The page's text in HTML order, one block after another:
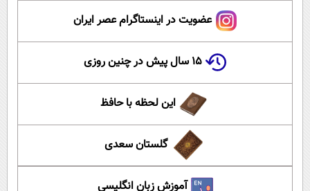
عضویت در اینستاگرام عصر ایران
۱۵ سال پیش در چنین روزی
این لحظه با حافظ
گلستان سعدی
آموزش زبان انگلیسی